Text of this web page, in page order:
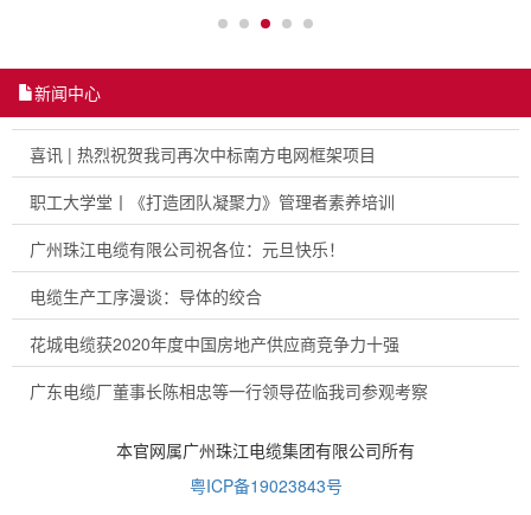
新闻中心
喜讯 | 热烈祝贺我司再次中标南方电网框架项目
职工大学堂丨《打造团队凝聚力》管理者素养培训
广州珠江电缆有限公司祝各位：元旦快乐！
电缆生产工序漫谈：导体的绞合
花城电缆获2020年度中国房地产供应商竞争力十强
广东电缆厂董事长陈相忠等一行领导莅临我司参观考察
本官网属广州珠江电缆集团有限公司所有
粤ICP备19023843号